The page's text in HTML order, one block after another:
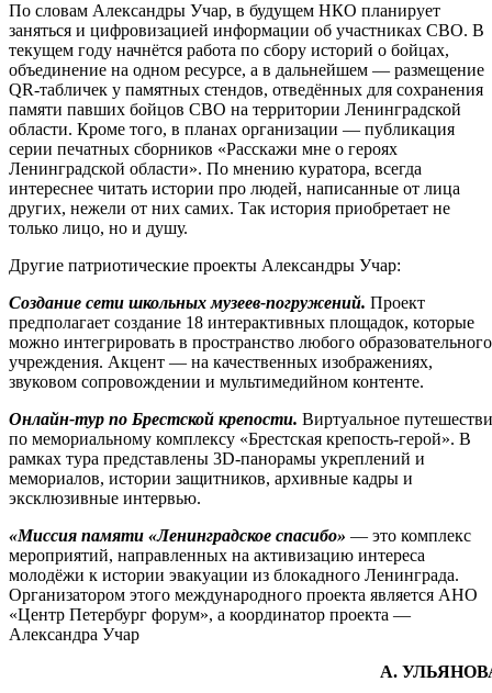
По словам Александры Учар, в будущем НКО планирует
заняться и цифровизацией информации об участниках СВО. В
текущем году начнётся работа по сбору историй о бойцах,
объединение на одном ресурсе, а в дальнейшем — размещение
QR-табличек у памятных стендов, отведённых для сохранения
памяти павших бойцов СВО на территории Ленинградской
области. Кроме того, в планах организации — публикация
серии печатных сборников «Расскажи мне о героях
Ленинградской области». По мнению куратора, всегда
интереснее читать истории про людей, написанные от лица
других, нежели от них самих. Так история приобретает не
только лицо, но и душу.
Другие патриотические проекты Александры Учар:
Создание сети школьных музеев-погружений. Проект
предполагает создание 18 интерактивных площадок, которые
можно интегрировать в пространство любого образовательного
учреждения. Акцент — на качественных изображениях,
звуковом сопровождении и мультимедийном контенте.
Онлайн-тур по Брестской крепости. Виртуальное
по мемориальному комплексу «Брестская крепость-герой». В
рамках тура представлены 3D-панорамы укреплений и
мемориалов, истории защитников, архивные кадры и
эксклюзивные интервью.
«Миссия памяти «Ленинградское спасибо» — это комплекс
мероприятий, направленных на активизацию интереса
молодёжи к истории эвакуации из блокадного Ленинграда.
Организатором этого международного проекта является АНО
«Центр Петербург форум», а координатор проекта —
Александра Учар
А.